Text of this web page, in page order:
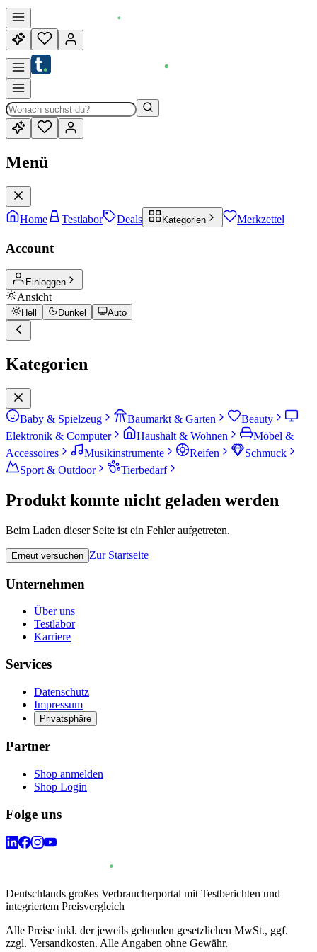
Menü
Home Testlabor Deals Kategorien Merkzettel
Account
Einloggen
Ansicht
Hell Dunkel Auto
Kategorien
Baby & Spielzeug Baumarkt & Garten
Beauty
Elektronik & Computer
Haushalt & Wohnen
Möbel &
Accessoires
Musikinstrumente Reifen
Schmuck
Sport & Outdoor
Tierbedarf
Produkt konnte nicht geladen werden
Beim Laden dieser Seite ist ein Fehler aufgetreten.
Erneut versuchen Zur Startseite
Unternehmen
Über uns
Testlabor
Karriere
Services
Datenschutz
Impressum
Privatsphäre
Partner
Shop anmelden
Shop Login
Folge uns
Deutschlands großes Verbraucherportal mit Testberichten und
integriertem Preisvergleich
Alle Preise inkl. der jeweils geltenden gesetzlichen MwSt., ggf.
zzgl. Versandkosten. Alle Angaben ohne Gewähr.